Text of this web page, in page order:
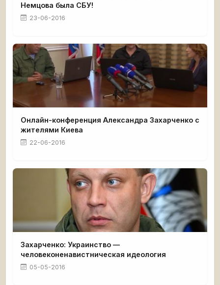
Немцова была СБУ!
23-06-2016
Онлайн-конференция Александра Захарченко с
жителями Киева
22-06-2016
Захарченко: Украинство —
человеконенавистническая идеология
05-05-2016